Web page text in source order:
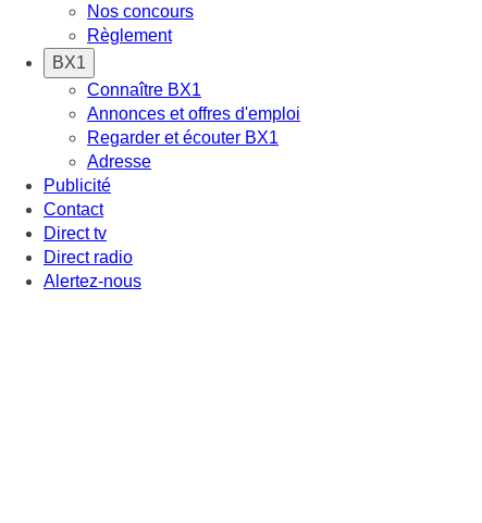
Nos concours
Règlement
BX1
Connaître BX1
Annonces et offres d'emploi
Regarder et écouter BX1
Adresse
Publicité
Contact
Direct tv
Direct radio
Alertez-nous